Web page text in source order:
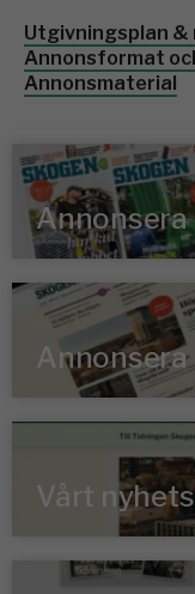
Utgivningsplan
Annonsformat
Annonsmaterial
Annonsera
Annonsera
Vårt